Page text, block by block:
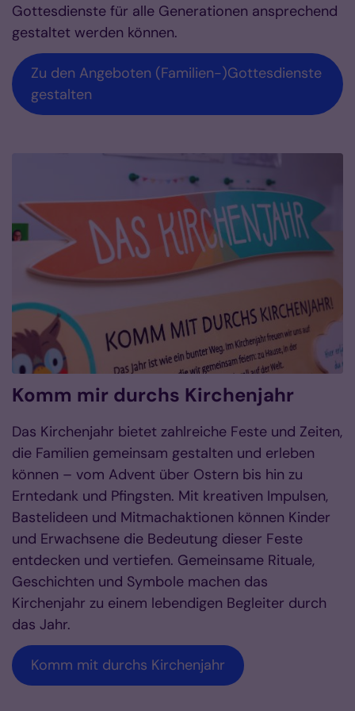
Gottesdienste für alle Generationen ansprechend
gestaltet werden können.
Zu den Angeboten (Familien-)Gottesdienste
gestalten
Komm mir durchs Kirchenjahr
Das Kirchenjahr bietet zahlreiche Feste und Zeiten,
die Familien gemeinsam gestalten und erleben
können – vom Advent über Ostern bis hin zu
Erntedank und Pfingsten. Mit kreativen Impulsen,
Bastelideen und Mitmachaktionen können Kinder
und Erwachsene die Bedeutung dieser Feste
entdecken und vertiefen. Gemeinsame Rituale,
Geschichten und Symbole machen das
Kirchenjahr zu einem lebendigen Begleiter durch
das Jahr.
Komm mit durchs Kirchenjahr